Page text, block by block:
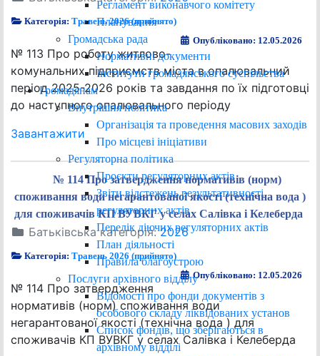
Регламент виконавчого комітету
Планування
Громадська рада
Нормативні документи
Інститути громадянського суспільства
Громадянам
Внутрішня політика
Організація та проведення масових заходів
Про місцеві ініціативи
Регуляторна політика
Проєкти регуляторних актів
Звіти відстежень результативності
регуляторних актів
Перелік діючих регуляторних актів
План діяльності
Правила благоустрою
Послуги архівного відділу
Відомості про фонди документів з
особового складу ліквідованих установ
Список фондів, що зберігаються в
архівному відділі
Категорія:Травень 2026 (прийнято)
Опубліковано: 12.05.2026
№ 113 Про роботу житлово-
комунальних підприємств міста в опалювальний
період 2025-2026 років та завдання по їх підготовці
до наступного опалювального періоду
Завантажити
№ 114 Про затвердження нормативів (норм)
споживання води негарантованої якості (технічна вода )
для споживачів КП ВУВКГ у селах Салівка і Келеберда
Батьківська категорія:2026
Категорія:Травень 2026 (прийнято)
Опубліковано: 12.05.2026
№ 114 Про затвердження
нормативів (норм) споживання води
негарантованої якості (технічна вода ) для
споживачів КП ВУВКГ у селах Салівка і Келеберда